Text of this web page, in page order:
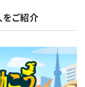
）
ご紹介